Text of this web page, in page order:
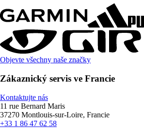
Objevte všechny naše značky
Zákaznický servis ve Francie
Kontaktujte nás
11 rue Bernard Maris
37270 Montlouis-sur-Loire, Francie
+33 1 86 47 62 58